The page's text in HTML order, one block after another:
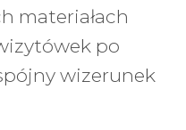
materiałach
po
wizerunek